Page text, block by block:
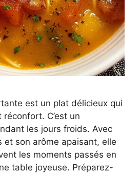
est un plat délicieux qui
C’est un
les jours froids. Avec
et son arôme apaisant, elle
les moments passés en
table joyeuse. Préparez-